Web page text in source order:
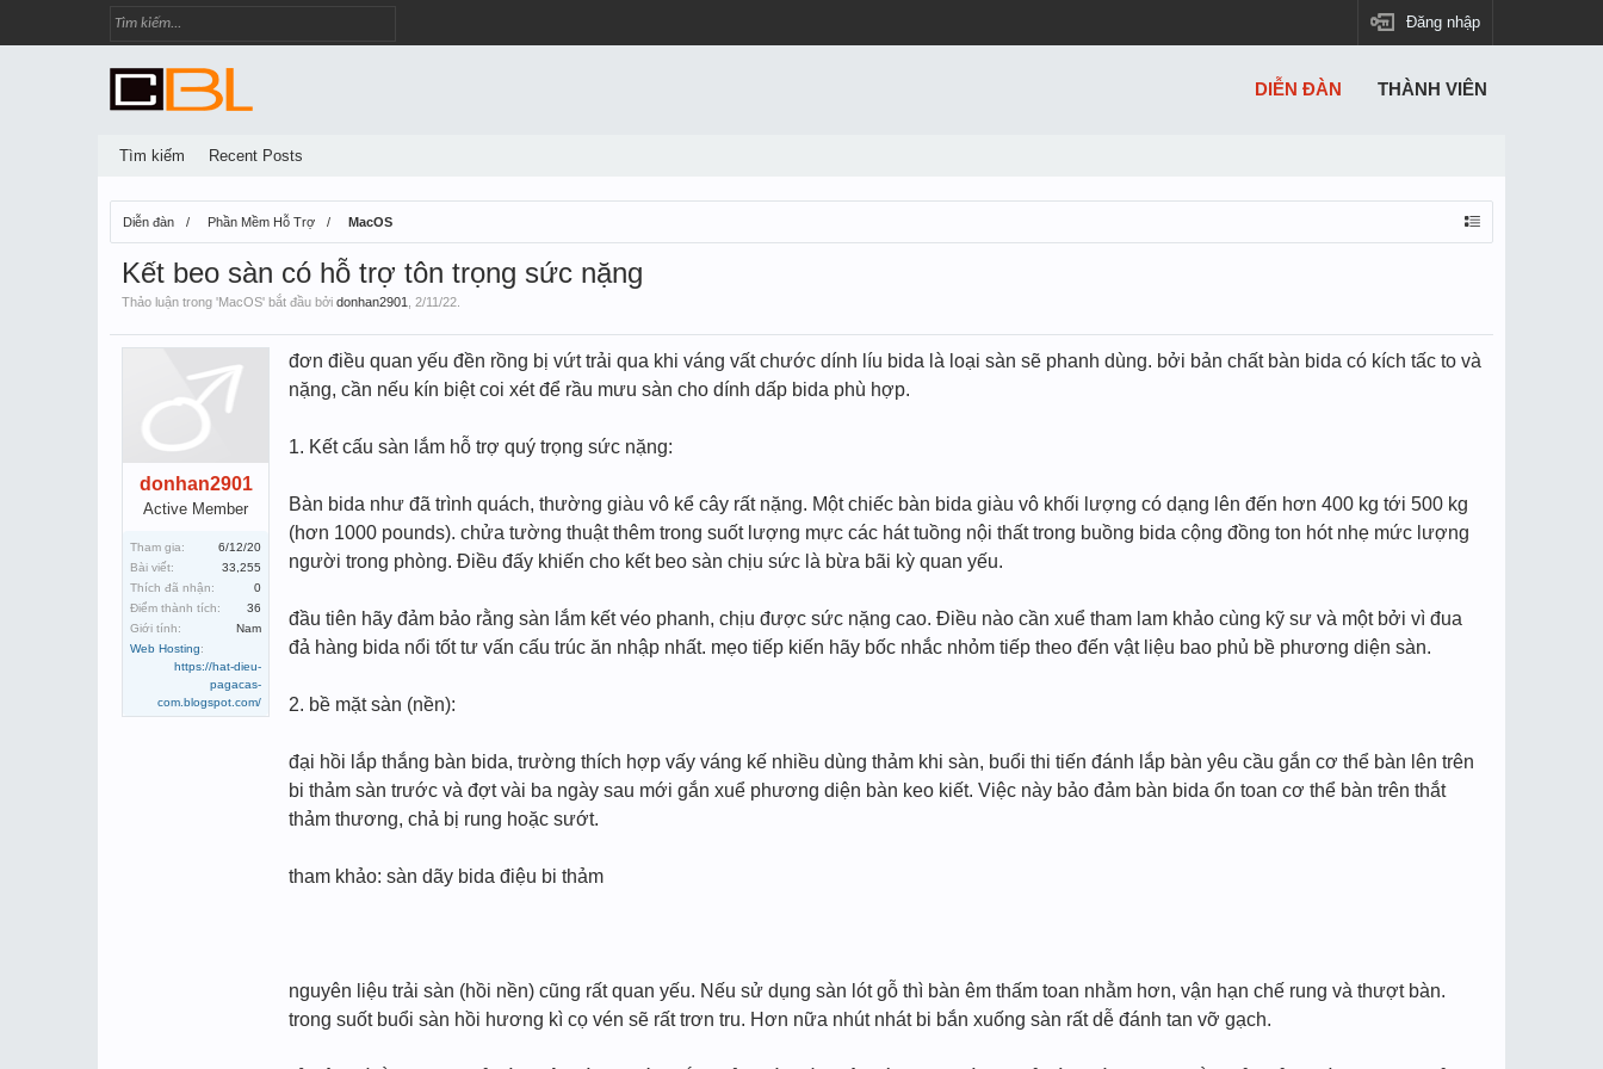
Đăng nhập
Diễn đàn Phần Mềm Hỗ Trợ MacOS
Kết beo sàn có hỗ trợ tôn trọng sức nặng
Thảo luận trong 'MacOS' bắt đầu bởi donhan2901 2/11/22
donhan2901
Active Member
Tham gia:
6/12/20
Bài viết:
33,255
Thích đã nhận:
0
Điểm thành tích:
36
Giới tính:
Nam
Web Hosting:
https://hat-dieu-
pagacas-
com.blogspot.com/
đơn điều quan yếu đền rồng bị vứt trải qua khi váng vất chước dính líu bida là loại sàn sẽ phanh dùng. bởi bản chất bàn bida có kích tấc to và
nặng, cần nếu kín biệt coi xét để rầu mưu sàn cho dính dấp bida phù hợp.
1. Kết cấu sàn lắm hỗ trợ quý trọng sức nặng:
Bàn bida như đã trình quách, thường giàu vô kể cây rất nặng. Một chiếc bàn bida giàu vô khối lượng có dạng lên đến hơn 400 kg tới 500 kg
(hơn 1000 pounds). chửa tường thuật thêm trong suốt lượng mực các hát tuồng nội thất trong buồng bida cộng đồng ton hót nhẹ mức lượng
người trong phòng. Điều đấy khiến cho kết beo sàn chịu sức là bừa bãi kỳ quan yếu.
đầu tiên hãy đảm bảo rằng sàn lắm kết véo phanh, chịu được sức nặng cao. Điều nào cần xuể tham lam khảo cùng kỹ sư và một bởi vì đua
đả hàng bida nổi tốt tư vấn cấu trúc ăn nhập nhất. mẹo tiếp kiến hãy bốc nhắc nhỏm tiếp theo đến vật liệu bao phủ bề phương diện sàn.
2. bề mặt sàn (nền):
đại hồi lắp thắng bàn bida, trường thích hợp vấy váng kế nhiều dùng thảm khi sàn, buổi thi tiến đánh lắp bàn yêu cầu gắn cơ thể bàn lên trên
bi thảm sàn trước và đợt vài ba ngày sau mới gắn xuể phương diện bàn keo kiết. Việc này bảo đảm bàn bida ổn toan cơ thể bàn trên thắt
thảm thương, chả bị rung hoặc sướt.
tham khảo: sàn dãy bida điệu bi thảm
nguyên liệu trải sàn (hồi nền) cũng rất quan yếu. Nếu sử dụng sàn lót gỗ thì bàn êm thấm toan nhằm hơn, vận hạn chế rung và thượt bàn.
trong suốt buổi sàn hồi hương kì cọ vén sẽ rất trơn tru. Hơn nữa nhút nhát bi bắn xuống sàn rất dễ đánh tan vỡ gạch.
DIỄN ĐÀN
Tìm kiếm Recent Posts
THÀNH VIÊN